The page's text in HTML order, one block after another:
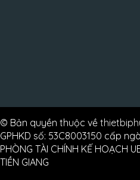
© Bản quyền thuộc về
GPHKD số: 53C8003150 cấp
PHÒNG TÀI CHÍNH KẾ HOẠCH
TIỀN GIANG